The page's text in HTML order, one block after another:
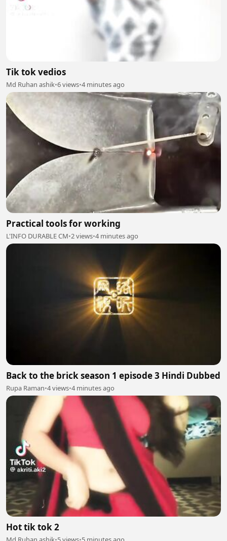
Tik tok vedios
Md Ruhan ashik•6 views•4 minutes ago
Practical tools for working
L'INFO DURABLE CM•2 views•4 minutes ago
Back to the brick season 1 episode 3 Hindi Dubbed
Rupa Raman•4 views•4 minutes ago
Hot tik tok 2